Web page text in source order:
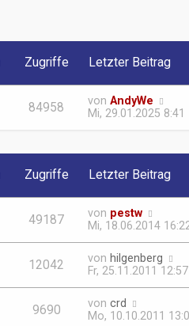
Zugriffe Letzter Beitrag
84958 von AndyWe
Mi, 29.01.2025 8:41
Zugriffe Letzter Beitrag
49187 von pestw
Mi, 18.06.2014
12042 von hilgenberg
Fr, 25.11.2011 12:57
9690 von crd
Mo, 10.10.2011